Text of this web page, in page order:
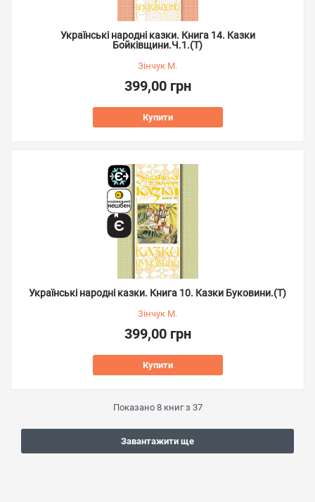
Українські народні казки. Книга 14. Казки
Бойківщини.Ч.1.(Т)
Зінчук М.
399,00 грн
Купити
Українські народні казки. Книга 10. Казки Буковини.(Т)
Зінчук М.
399,00 грн
Купити
Показано 8книг з 37
Завантажити ще